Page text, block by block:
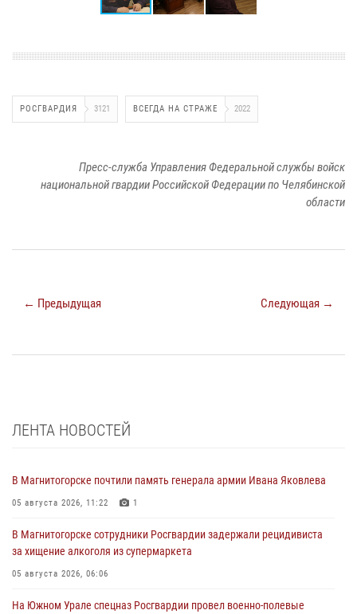
РОСГВАРДИЯ 3121 ВСЕГДА НА СТРАЖЕ 2022
Пресс-служба Управления Федеральной службы войск
национальной гвардии Российской Федерации по Челябинской
области
← Предыдущая Следующая →
ЛЕНТА НОВОСТЕЙ
В Магнитогорске почтили память генерала армии Ивана Яковлева
05 августа 2026, 11:22 1
В Магнитогорске сотрудники Росгвардии задержали рецидивиста
за хищение алкоголя из супермаркета
05 августа 2026, 06:06
На Южном Урале спецназ Росгвардии провел военно-полевые